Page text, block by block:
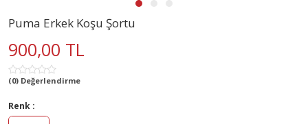
Puma Erkek Koşu Şortu
900,00 TL
(0) Değerlendirme
Renk :